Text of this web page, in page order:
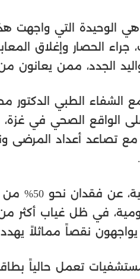
الوحيدة التي واجهت
الحصار وإغلاق
الجدد، ممن يعانون
الشفاء الطبي
الواقع الصحي في غزة،
تصاعد أعداد المرضى
وكشف أبو
نقصاً مماثلاً يهدد